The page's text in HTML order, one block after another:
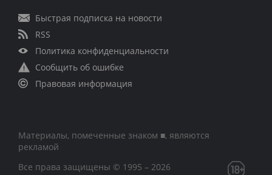
Быстрая подписка на новости
RSS
Политика конфиденциальности
Сообщить об ошибке
Правовая информация
Материалы, помеченные знаком ■, являются
рекламой
Все права защищены © 1995 – 2026